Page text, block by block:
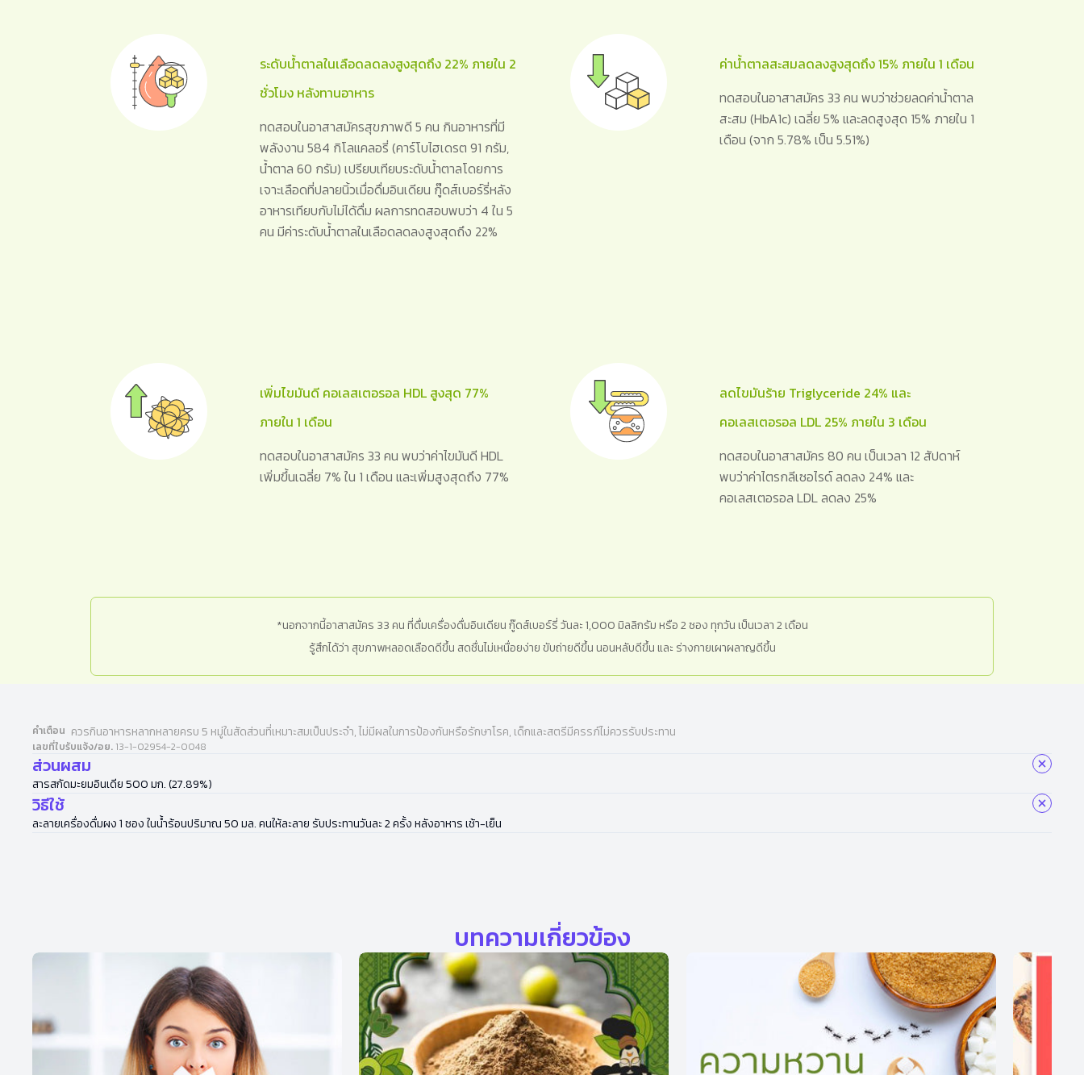
ระดับน้ำตาลในเลือดลดลงสูงสุดถึง 22% ภายใน 2
ชั่วโมง หลังทานอาหาร
ทดสอบในอาสาสมัครสุขภาพดี 5 คน กินอาหารที่มี
พลังงาน 584 กิโลแคลอรี่ (คาร์โบไฮเดรต 91 กรัม,
น้ำตาล 60 กรัม) เปรียบเทียบระดับน้ำตาลโดยการ
เจาะเลือดที่ปลายนิ้วเมื่อดื่มอินเดียน กู๊ดส์เบอร์รี่หลัง
อาหารเทียบกับไม่ได้ดื่ม ผลการทดสอบพบว่า 4 ใน 5
คน มีค่าระดับน้ำตาลในเลือดลดลงสูงสุดถึง 22%
ค่าน้ำตาลสะสมลดลงสูงสุดถึง 15% ภายใน 1 เดือน
ทดสอบในอาสาสมัคร 33 คน พบว่าช่วยลดค่าน้ำตาล
สะสม (HbA1c) เฉลี่ย 5% และลดสูงสุด 15% ภายใน 1
เดือน (จาก 5.78% เป็น 5.51%)
เพิ่มไขมันดี คอเลสเตอรอล HDL สูงสุด 77%
ภายใน 1 เดือน
ทดสอบในอาสาสมัคร 33 คน พบว่าค่าไขมันดี HDL
เพิ่มขึ้นเฉลี่ย 7% ใน 1 เดือน และเพิ่มสูงสุดถึง 77%
ลดไขมันร้าย Triglyceride 24% และ
คอเลสเตอรอล LDL 25% ภายใน 3 เดือน
ทดสอบในอาสาสมัคร 80 คน เป็นเวลา 12 สัปดาห์
พบว่าค่าไตรกลีเซอไรด์ ลดลง 24% และ
คอเลสเตอรอล LDL ลดลง 25%
*นอกจากนี้อาสาสมัคร 33 คน ที่ดื่มเครื่องดื่มอินเดียน กู๊ดส์เบอร์รี่ วันละ 1,000 มิลลิกรัม หรือ 2 ซอง ทุกวัน เป็นเวลา 2 เดือน
รู้สึกได้ว่า สุขภาพหลอดเลือดดีขึ้น สดชื่นไม่เหนื่อยง่าย ขับถ่ายดีขึ้น นอนหลับดีขึ้น และ ร่างกายเผาผลาญดีขึ้น
คำเตือน ควรกินอาหารหลากหลายครบ 5 หมู่ในสัดส่วนที่เหมาะสมเป็นประจำ, ไม่มีผลในการป้องกันหรือรักษาโรค, เด็กและสตรีมีครรภ์ไม่ควรรับประทาน
เลขที่ใบรับแจ้ง/อย. 13-1-02954-2-0048
ส่วนผสม
สารสกัดมะยมอินเดีย 500 มก. (27.89%)
วิธีใช้
ละลายเครื่องดื่มผง 1 ซอง ในน้ำร้อนปริมาณ 50 มล. คนให้ละลาย รับประทานวันละ 2 ครั้ง หลังอาหาร เช้า-เย็น
บทความเกี่ยวข้อง